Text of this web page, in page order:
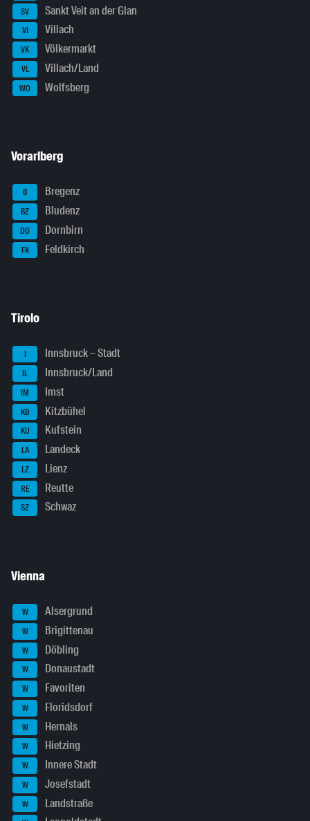
SV Sankt Veit an der Glan
VI Villach
VK Völkermarkt
VL Villach/Land
WO Wolfsberg
Vorarlberg
B Bregenz
BZ Bludenz
DO Dornbirn
FK Feldkirch
Tirolo
I Innsbruck – Stadt
IL Innsbruck/Land
IM Imst
KB Kitzbühel
KU Kufstein
LA Landeck
LZ Lienz
RE Reutte
SZ Schwaz
Vienna
W Alsergrund
W Brigittenau
W Döbling
W Donaustadt
W Favoriten
W Floridsdorf
W Hernals
W Hietzing
W Innere Stadt
W Josefstadt
W Landstraße